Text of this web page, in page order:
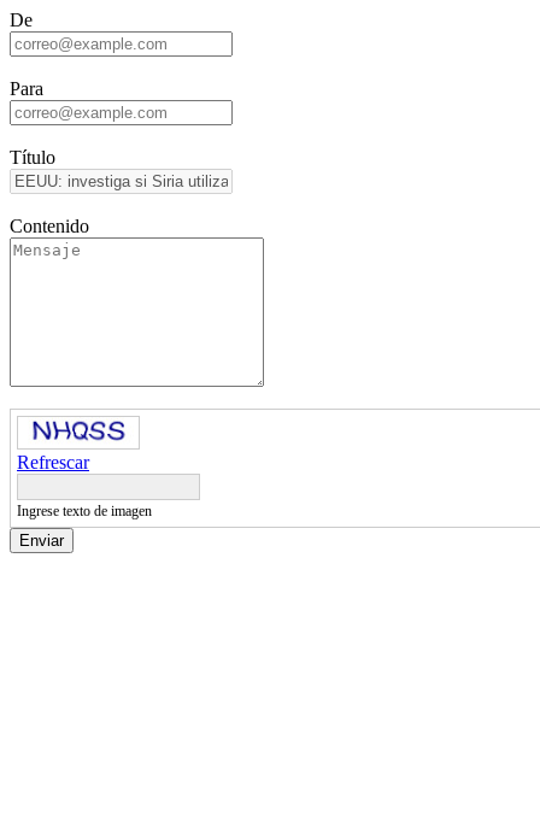
De
Para
Título
Contenido
Refrescar
Ingrese texto de imagen